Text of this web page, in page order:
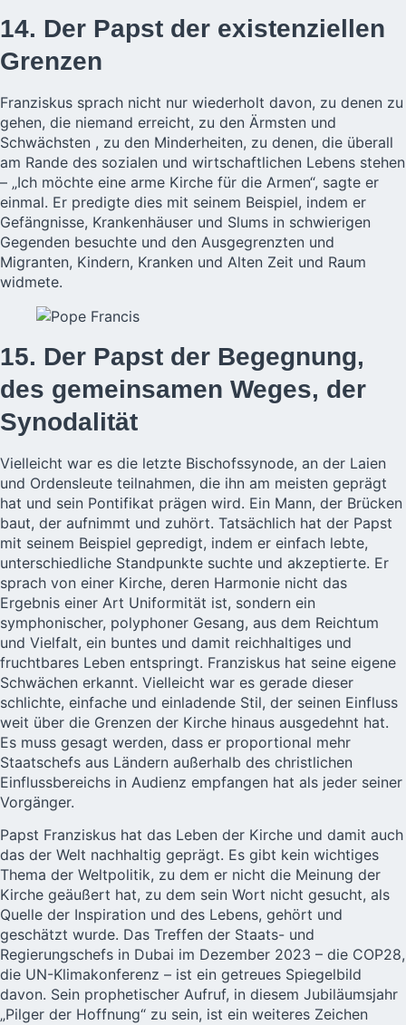
14. Der Papst der existenziellen
Grenzen
Franziskus sprach nicht nur wiederholt davon, zu denen zu
gehen, die niemand erreicht, zu den Ärmsten und
Schwächsten , zu den Minderheiten, zu denen, die überall
am Rande des sozialen und wirtschaftlichen Lebens stehen
– „Ich möchte eine arme Kirche für die Armen“, sagte er
einmal. Er predigte dies mit seinem Beispiel, indem er
Gefängnisse, Krankenhäuser und Slums in schwierigen
Gegenden besuchte und den Ausgegrenzten und
Migranten, Kindern, Kranken und Alten Zeit und Raum
widmete.
15. Der Papst der Begegnung,
des gemeinsamen Weges, der
Synodalität
Vielleicht war es die letzte Bischofssynode, an der Laien
und Ordensleute teilnahmen, die ihn am meisten geprägt
hat und sein Pontifikat prägen wird. Ein Mann, der Brücken
baut, der aufnimmt und zuhört. Tatsächlich hat der Papst
mit seinem Beispiel gepredigt, indem er einfach lebte,
unterschiedliche Standpunkte suchte und akzeptierte. Er
sprach von einer Kirche, deren Harmonie nicht das
Ergebnis einer Art Uniformität ist, sondern ein
symphonischer, polyphoner Gesang, aus dem Reichtum
und Vielfalt, ein buntes und damit reichhaltiges und
fruchtbares Leben entspringt. Franziskus hat seine eigene
Schwächen erkannt. Vielleicht war es gerade dieser
schlichte, einfache und einladende Stil, der seinen Einfluss
weit über die Grenzen der Kirche hinaus ausgedehnt hat.
Es muss gesagt werden, dass er proportional mehr
Staatschefs aus Ländern außerhalb des christlichen
Einflussbereichs in Audienz empfangen hat als jeder seiner
Vorgänger.
Papst Franziskus hat das Leben der Kirche und damit auch
das der Welt nachhaltig geprägt. Es gibt kein wichtiges
Thema der Weltpolitik, zu dem er nicht die Meinung der
Kirche geäußert hat, zu dem sein Wort nicht gesucht, als
Quelle der Inspiration und des Lebens, gehört und
geschätzt wurde. Das Treffen der Staats- und
Regierungschefs in Dubai im Dezember 2023 – die COP28,
die UN-Klimakonferenz – ist ein getreues Spiegelbild
davon. Sein prophetischer Aufruf, in diesem Jubiläumsjahr
„Pilger der Hoffnung“ zu sein, ist ein weiteres Zeichen